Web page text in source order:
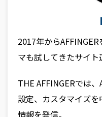
2017年から
マも試してきたサイト
THE AFFINGERでは
設定、カスタマイズ
情報を発信。